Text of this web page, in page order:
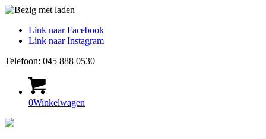
Link naar Facebook
Link naar Instagram
Telefoon: 045 888 0530
0Winkelwagen